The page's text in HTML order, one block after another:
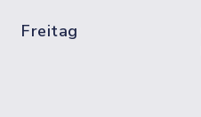
Freitag